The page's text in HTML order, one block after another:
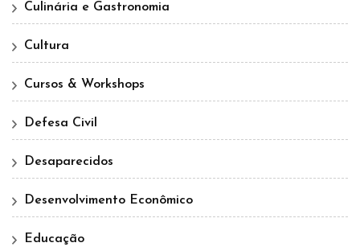
Culinária e Gastronomia
Cultura
Cursos & Workshops
Defesa Civil
Desaparecidos
Desenvolvimento Econômico
Educação